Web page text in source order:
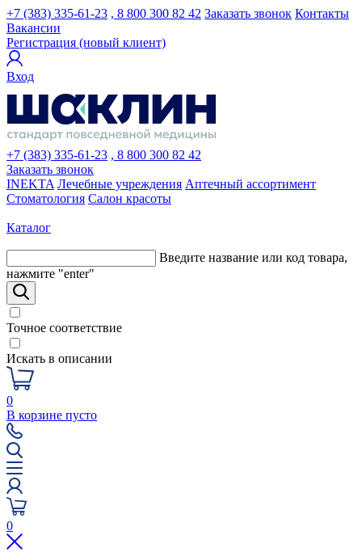
+7 (383) 335-61-23 , 8 800 300 82 42 Заказать звонок Контакты
Вакансии
Регистрация (новый клиент)
Вход
+7 (383) 335-61-23 , 8 800 300 82 42
Заказать звонок
INEKTA Лечебные учреждения Аптечный ассортимент
Стоматология Салон красоты
Каталог
Введите название или код товара,
нажмите "enter"
Точное соответствие
Искать в описании
0
В корзине пусто
0